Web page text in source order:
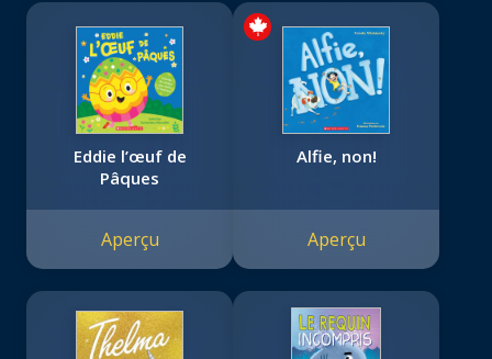
Eddie l’œuf de
Pâques
Aperçu
Alfie, non!
Aperçu